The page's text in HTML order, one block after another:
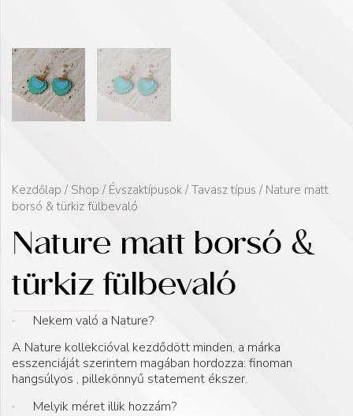
Kezdőlap / Shop / Évszaktípusok / Tavasz típus / Nature matt
borsó & türkiz fülbevaló
Nature matt borsó &
türkiz fülbevaló
· Nekem való a Nature?
A Nature kollekcióval kezdődött minden, a márka
esszenciáját szerintem magában hordozza: finoman
hangsúlyos , pillekönnyű statement ékszer.
· Melyik méret illik hozzám?